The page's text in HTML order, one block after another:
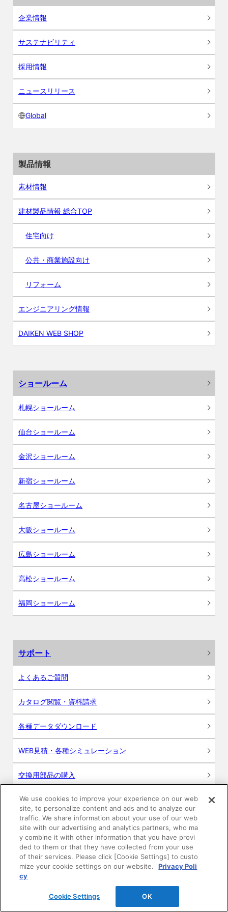
企業情報
サステナビリティ
採用情報
ニュースリリース
Global
製品情報
素材情報
建材製品情報 総合TOP
住宅向け
公共・商業施設向け
リフォーム
エンジニアリング情報
DAIKEN WEB SHOP
ショールーム
札幌ショールーム
仙台ショールーム
金沢ショールーム
新宿ショールーム
名古屋ショールーム
大阪ショールーム
広島ショールーム
高松ショールーム
福岡ショールーム
サポート
よくあるご質問
カタログ閲覧・資料請求
各種データダウンロード
WEB見積・各種シミュレーション
交換用部品の購入
修理・点検
お問い合わせ
ログイン
建築・設計関係者様向けサイト
ユーザー登録サービス
We use cookies to improve your experience on our web
site, to personalize content and ads and to analyze our
traffic. We share information about your use of our web
site with our advertising and analytics partners, who ma
y combine it with other information that you have provi
ded to them or that they have collected from your use
of their services. Please click [Cookie Settings] to custo
mize your cookie settings on our website.
Privacy Poli
cy
Cookie Settings OK